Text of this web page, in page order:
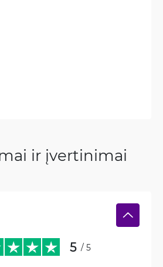
ir įvertinimai
5 / 5